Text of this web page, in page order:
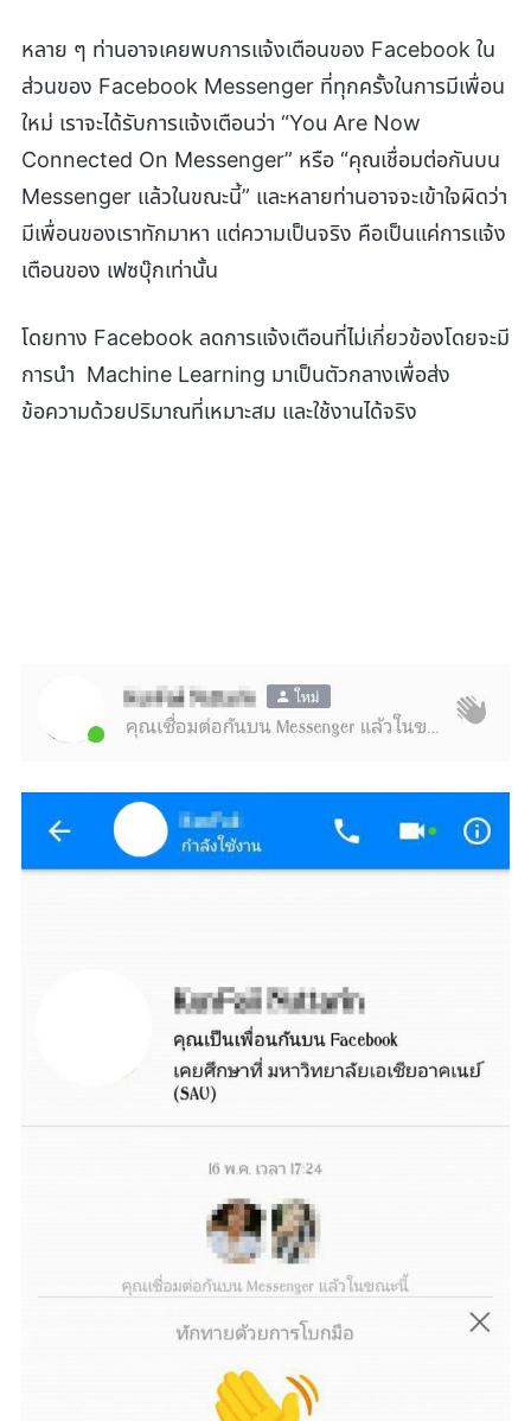
หลาย ๆ ท่านอาจเคยพบการแจ้งเตือนของ Facebook ใน
ส่วนของ Facebook Messenger ที่ทุกครั้งในการมีเพื่อน
ใหม่ เราจะได้รับการแจ้งเตือนว่า “You Are Now
Connected On Messenger” หรือ “คุณเชื่อมต่อกันบน
Messenger แล้วในขณะนี้” และหลายท่านอาจจะเข้าใจผิดว่า
มีเพื่อนของเราทักมาหา แต่ความเป็นจริง คือเป็นแค่การแจ้ง
เตือนของ เฟซบุ๊กเท่านั้น
โดยทาง Facebook ลดการแจ้งเตือนที่ไม่เกี่ยวข้องโดยจะมี
การนำ Machine Learning มาเป็นตัวกลางเพื่อส่ง
ข้อความด้วยปริมาณที่เหมาะสม และใช้งานได้จริง